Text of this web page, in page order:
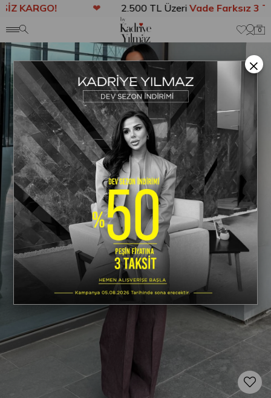
KARGO! 2.500 TL ÜzeriVade Farksız 3
0
Anasayfa TÜM TAKIMLAR Lera Denim Takım Mürdüm
×